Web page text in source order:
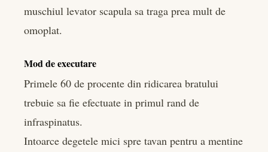
muschiul levator scapula sa traga prea mult de
omoplat.
Mod de executare
Primele 60 de procente din ridicarea bratului
trebuie sa fie efectuate in primul rand de
infraspinatus.
Intoarce degetele mici spre tavan pentru a mentine